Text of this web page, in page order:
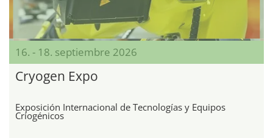
16. - 18. septiembre 2026
Cryogen Expo
Exposición Internacional de Tecnologías y Equipos
Criogénicos